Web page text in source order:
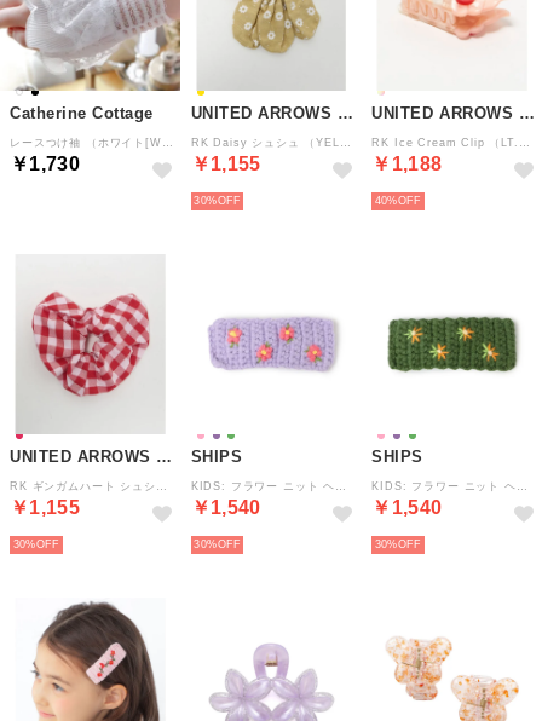
Catherine Cottage
￥1,730
UNITED ARROWS green label relaxing
￥1,155
30%
UNITED ARROWS green label relaxing
￥1,188
40%
UNITED ARROWS green label relaxing
￥1,155
30%
SHIPS
￥1,540
30%
SHIPS
￥1,540
30%